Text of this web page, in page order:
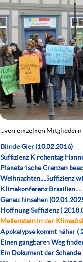
...von einzelnen
Blinde Gier (10.02.2016)
Suffizienz Kirchentag
Planetarische Grenzen
Weihnachten....Suffizienz
Klimakonferenz Brasilien....
Genau hinsehen
Hoffnung Suffizienz (
Meilenstein in der
Apokalypse kommt näher (
Einen gangbaren Weg
Ein Dokument der Schande